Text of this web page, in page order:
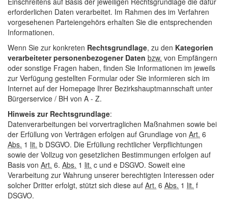
erforderlichen Daten verarbeitet. Im Rahmen des im Verfahren
vorgesehenen Parteiengehörs erhalten Sie die entsprechenden
Informationen.
Wenn Sie zur konkreten Rechtsgrundlage, zu den Kategorien
verarbeiteter personenbezogener Daten bzw. von Empfängern
oder sonstige Fragen haben, finden Sie Informationen im jeweils
zur Verfügung gestellten Formular oder Sie informieren sich im
Internet auf der Homepage Ihrer Bezirkshauptmannschaft unter
Bürgerservice / BH von A - Z.
Hinweis zur Rechtsgrundlage:
Datenverarbeitungen bei vorvertraglichen Maßnahmen sowie bei
der Erfüllung von Verträgen erfolgen auf Grundlage von Art. 6
Abs. 1 lit. b DSGVO. Die Erfüllung rechtlicher Verpflichtungen
sowie der Vollzug von gesetzlichen Bestimmungen erfolgen auf
Basis von Art. 6. Abs. 1 lit. c und e DSGVO. Soweit eine
Verarbeitung zur Wahrung unserer berechtigten Interessen oder
solcher Dritter erfolgt, stützt sich diese auf Art. 6 Abs. 1 lit. f
DSGVO.